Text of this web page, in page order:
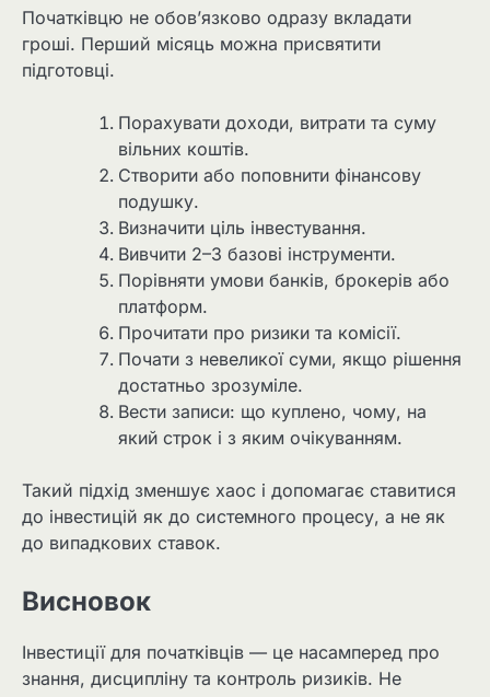
Початківцю не обов’язково одразу вкладати
гроші. Перший місяць можна присвятити
підготовці.
Порахувати доходи, витрати та суму
вільних коштів.
Створити або поповнити фінансову
подушку.
Визначити ціль інвестування.
Вивчити 2–3 базові інструменти.
Порівняти умови банків, брокерів або
платформ.
Прочитати про ризики та комісії.
Почати з невеликої суми, якщо рішення
достатньо зрозуміле.
Вести записи: що куплено, чому, на
який строк і з яким очікуванням.
Такий підхід зменшує хаос і допомагає ставитися
до інвестицій як до системного процесу, а не як
до випадкових ставок.
Висновок
Інвестиції для початківців — це насамперед про
знання, дисципліну та контроль ризиків. Не